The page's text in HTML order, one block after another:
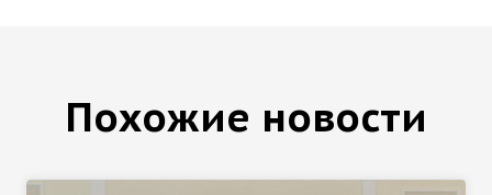
Похожие новости